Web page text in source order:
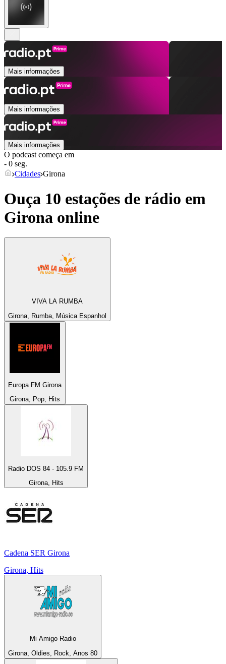
Mais informações
Mais informações
Mais informações
O podcast começa em
- 0 seg.
Cidades Girona
Ouça 10 estações de rádio em
Girona online
VIVA LA RUMBA
Girona, Rumba, Música Espanhol
Europa FM Girona
Girona, Pop, Hits
Radio DOS 84 - 105.9 FM
Girona, Hits
Cadena SER Girona
Girona, Hits
Mi Amigo Radio
Girona, Oldies, Rock, Anos 80